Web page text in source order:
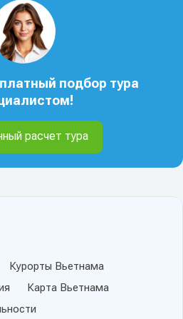
Курорты Вьетнама
Карта Вьетнама
подбор тура
расчет тура